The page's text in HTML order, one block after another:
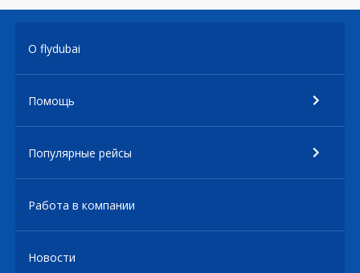
О flydubai
Помощь
Популярные рейсы
Работа в компании
Новости